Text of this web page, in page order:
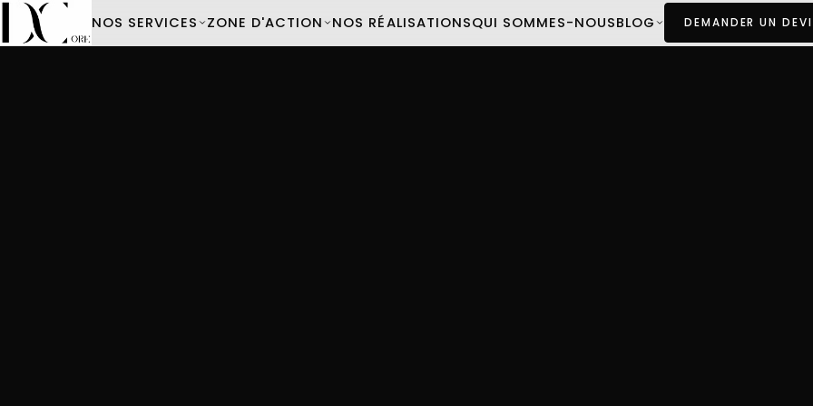
NOS SERVICES ZONE D'ACTION NOS RÉALISATIONSQUI SOMMES-NOUSBLOG DEMANDER UN